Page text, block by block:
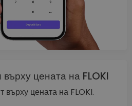
цената на FLOKI
върху цената на FLOKI.